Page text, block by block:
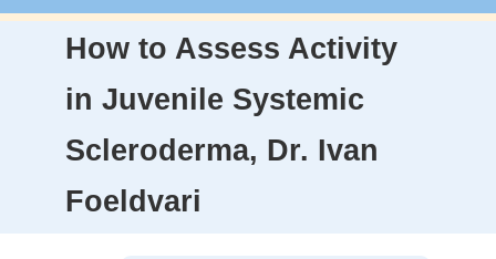
Start
How to Assess Activity
in Juvenile Systemic
Scleroderma, Dr. Ivan
Foeldvari